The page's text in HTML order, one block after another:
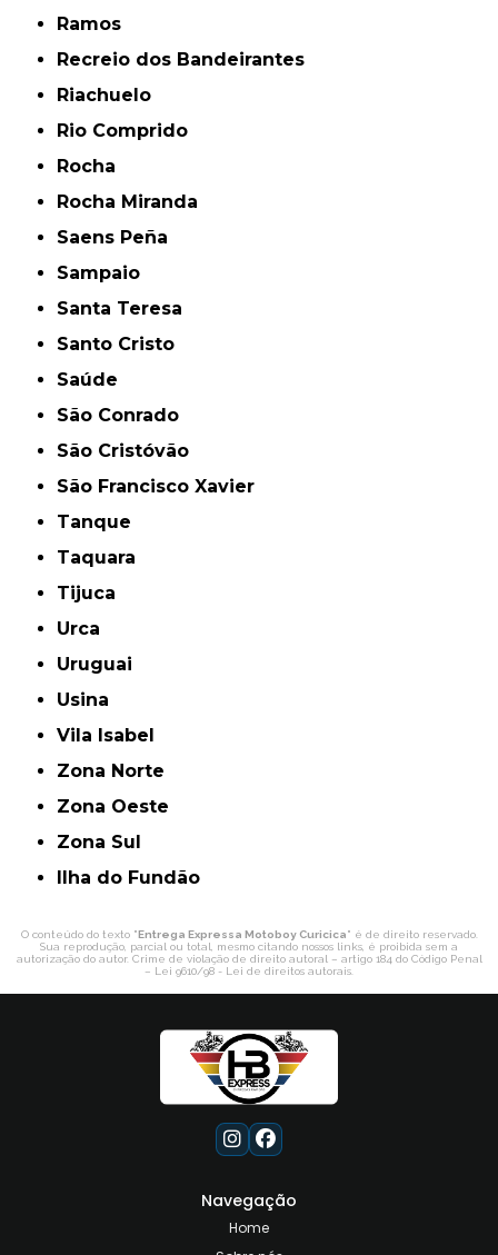
Ramos
Recreio dos Bandeirantes
Riachuelo
Rio Comprido
Rocha
Rocha Miranda
Saens Peña
Sampaio
Santa Teresa
Santo Cristo
Saúde
São Conrado
São Cristóvão
São Francisco Xavier
Tanque
Taquara
Tijuca
Urca
Uruguai
Usina
Vila Isabel
Zona Norte
Zona Oeste
Zona Sul
ilha do Fundão
O conteúdo do texto "Entrega Expressa Motoboy Curicica" é de direito reservado.
Sua reprodução, parcial ou total, mesmo citando nossos links, é proibida sem a
autorização do autor. Crime de violação de direito autoral – artigo 184 do Código Penal
– Lei 9610/98 - Lei de direitos autorais
Navegação
Home